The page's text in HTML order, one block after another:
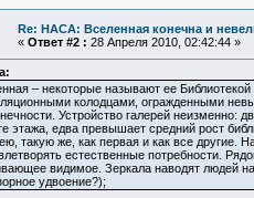
Re: НАСА: Вселенная конечна и
« Ответ #2 : 28 Апреля 2010, 02:42:44 »
– некоторые называют ее
колодцами, огражденными
Устройство галерей неизменно:
этажа, едва превышает средний рост
такую же, как первая и как все другие.
естественные потребности.
видимое. Зеркала наводят людей
удвоение?);